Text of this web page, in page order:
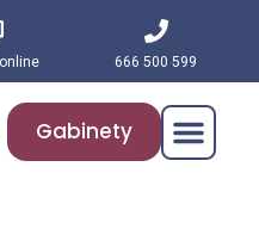
666 500 599
Gabinety